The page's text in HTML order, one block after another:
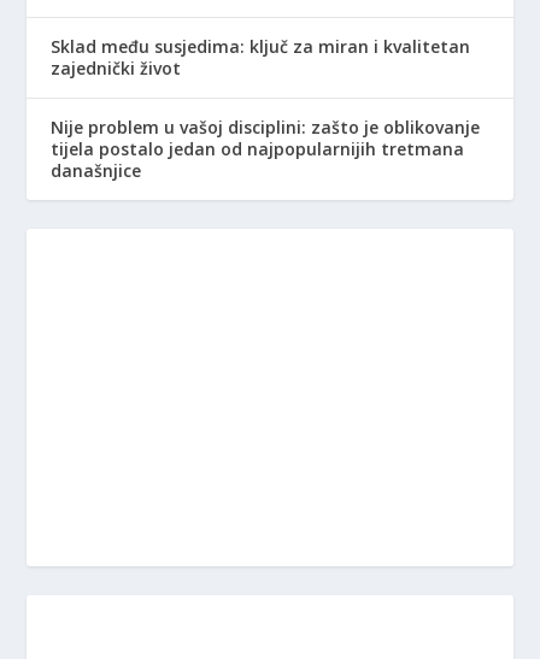
Sklad među susjedima: ključ za miran i kvalitetan
zajednički život
Nije problem u vašoj disciplini: zašto je oblikovanje
tijela postalo jedan od najpopularnijih tretmana
današnjice